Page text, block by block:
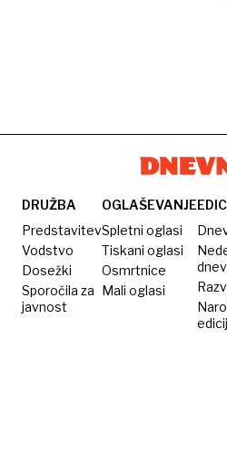
DRUŽBA
Predstavitev
Vodstvo
Dosežki
Sporočila za
javnost
OGLAŠEVANJE
Spletni oglasi
Tiskani oglasi
Osmrtnice
Mali oglasi
edicij